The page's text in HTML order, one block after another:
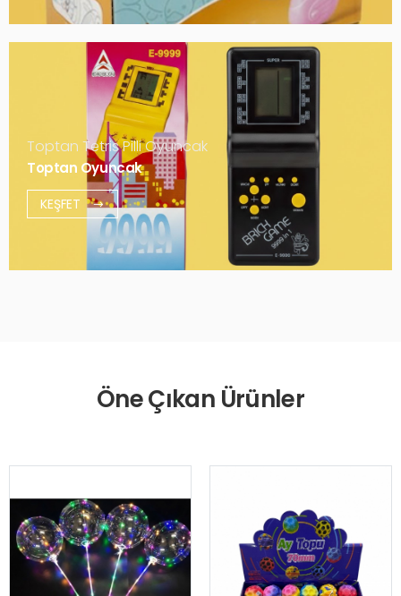
Toptan Tetris Pilli Oyuncak
Toptan Oyuncak
KEŞFET
Öne Çıkan Ürünler